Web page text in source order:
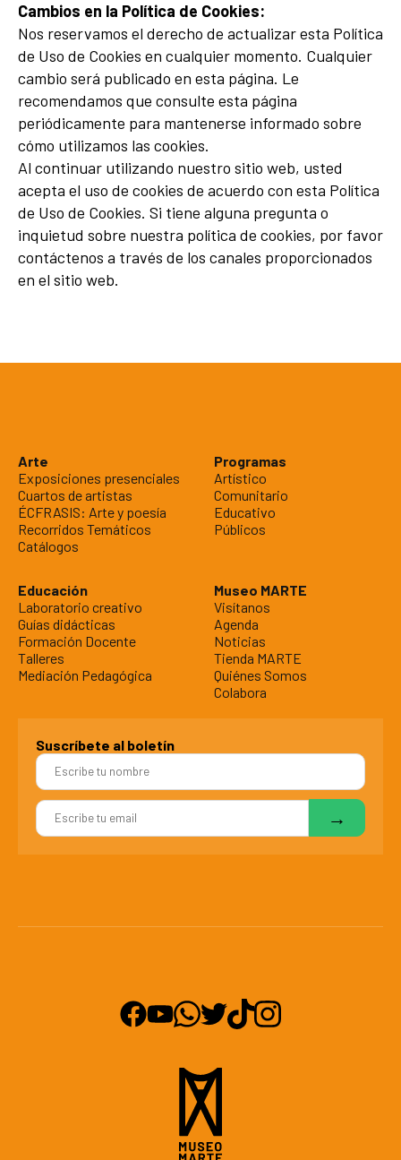
Cambios en la Política de Cookies:
Nos reservamos el derecho de actualizar esta Política
de Uso de Cookies en cualquier momento. Cualquier
cambio será publicado en esta página. Le
recomendamos que consulte esta página
periódicamente para mantenerse informado sobre
cómo utilizamos las cookies.
Al continuar utilizando nuestro sitio web, usted
acepta el uso de cookies de acuerdo con esta Política
de Uso de Cookies. Si tiene alguna pregunta o
inquietud sobre nuestra política de cookies, por favor
contáctenos a través de los canales proporcionados
en el sitio web.
Arte
Exposiciones presenciales
Cuartos de artistas
ÉCFRASIS: Arte y poesía
Recorridos Temáticos
Catálogos
Programas
Artístico
Comunitario
Educativo
Públicos
Educación
Laboratorio creativo
Guías didácticas
Formación Docente
Talleres
Mediación Pedagógica
Museo MARTE
Visítanos
Agenda
Noticias
Tienda MARTE
Quiénes Somos
Colabora
Suscríbete al boletín